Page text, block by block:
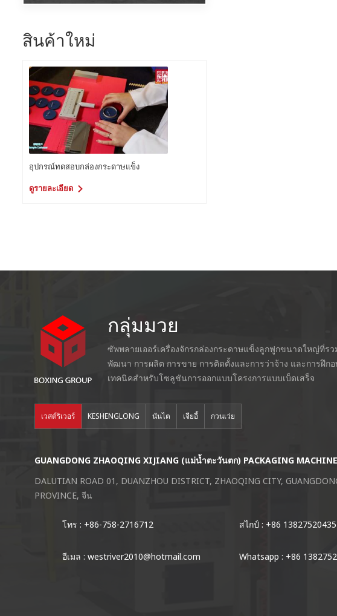
สินค้าใหม่
อุปกรณ์ทดสอบกล่องกระดาษแข็ง
ดูรายละเอียด
กลุ่มมวย
ซัพพลายเออร์เครื่องจักรกล่องกระดาษแข็งลูกฟูกขนาดใหญ่ที่รว
พัฒนา การผลิต การขาย การติดตั้งและการว่าจ้าง และการฝึก
เทคนิคสำหรับโซลูชันการออกแบบโครงการแบบเบ็ดเสร็จ
เวสต์ริเวอร์ KESHENGLONG นันไต เจียอี้ กวนเว่ย
GUANGDONG ZHAOQING XIJIANG (แม่น้ำตะวันตก) PACKAGING
DALUTIAN ROAD 01, DUANZHOU DISTRICT, ZHAOQING CITY,
PROVINCE, จีน
โทร : +86-758-2716712 สไกป์ : +86 13827520435
อีเมล : westriver2010@hotmail.com Whatsapp : +86